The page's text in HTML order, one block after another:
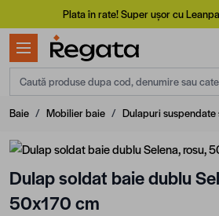
Mergi la ConținutPlata în rate! Super ușor cu
Caută produse dupa cod, denumire sau
Baie / Mobilier baie / Dulapuri
Dulap soldat baie dublu
50x170 cm